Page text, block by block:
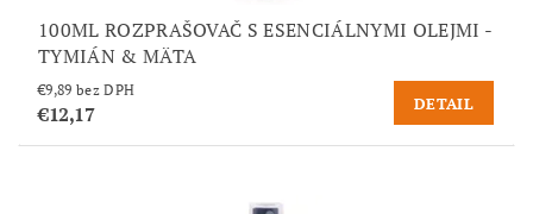
100ML ROZPRAŠOVAČ S ESENCIÁLNYMI OLEJMI -
TYMIÁN & MÄTA
€9,89 bez DPH
€12,17 DETAIL